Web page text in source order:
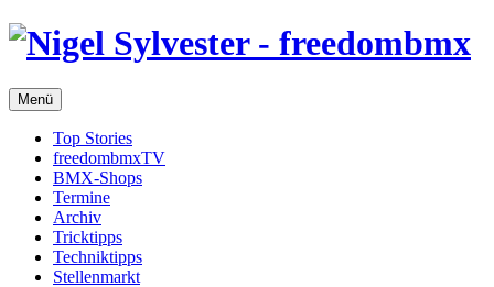
Menü
Top Stories
freedombmxTV
BMX-Shops
Termine
Archiv
Tricktipps
Techniktipps
Stellenmarkt